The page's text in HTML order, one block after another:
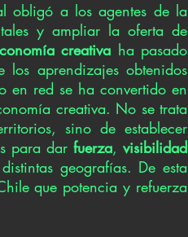
obligó a los agentes de la
y ampliar la oferta de
creativa ha pasado
aprendizajes obtenidos
en red se ha convertido en
creativa. No se trata
sino de establecer
para dar fuerza,
geografías. De esta
que potencia y refuerza